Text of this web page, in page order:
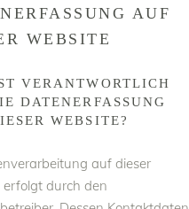
AUF
WEBSITE
VERANTWORTLICH
DATENERFASSUNG
WEBSITE?
auf dieser
durch den